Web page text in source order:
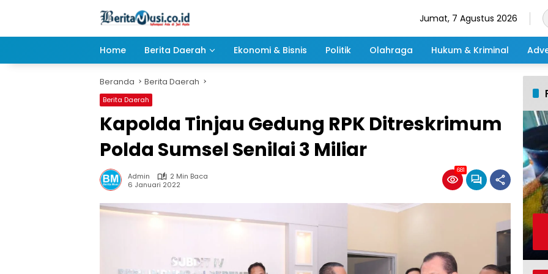
Jumat, 7 Agustus 2026
Home Berita Daerah Ekonomi & Bisnis Politik Olahraga Hukum & Kriminal
Beranda Berita Daerah
Berita Daerah
Kapolda Tinjau Gedung RPK Ditreskrimum
Polda Sumsel Senilai 3 Miliar
Admin
2 Min Baca
6 Januari 2022
681